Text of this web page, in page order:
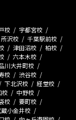
校
宇都宮校
所沢校
千葉駅前校
津田沼校
柏校
六本木校
川大井町校
校
渋谷校
下北沢校
経堂校
校
中野校
校
要町校
小金井校